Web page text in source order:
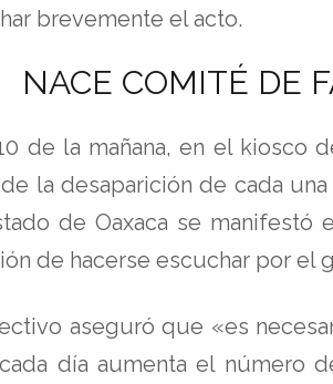
brevemente el acto.
NACE COMITÉ DE
de la mañana, en el kiosco
la desaparición de cada
de Oaxaca se manifestó
de hacerse escuchar por el
aseguró que «es
día aumenta el número